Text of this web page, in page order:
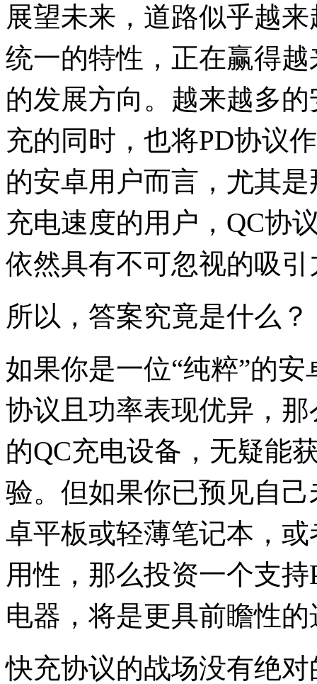
展望未来，道路似乎越
统一的特性，正在赢得
的发展方向。越来越多
充的同时，也将PD协议
的安卓用户而言，尤其
充电速度的用户，QC协
依然具有不可忽视的吸引
所以，答案究竟是什么？
如果你是一位“纯粹”的
协议且功率表现优异，
的QC充电设备，无疑能
验。但如果你已预见自
卓平板或轻薄笔记本，
用性，那么投资一个支持
电器，将是更具前瞻性的
快充协议的战场没有绝